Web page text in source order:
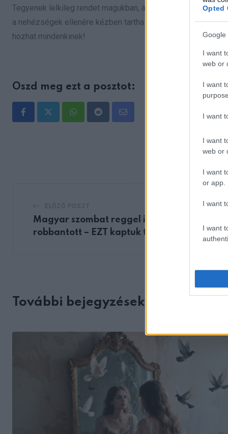
Opted
Google
I want
web or
I want
I want
I want
web or
I want
or app.
I want
I want
Tegyenek lelkileg rendet magukban, ápolják és oldják meg
a nehézségek ellenére kézben tarthassák életüket és
hozhat mindenkinek!
Oszd meg ezt a posztot:
WhatsappRedditShare
Magyar szombat reggel ismét
robbantott – EZT kaptuk tőle
További bejegyzések